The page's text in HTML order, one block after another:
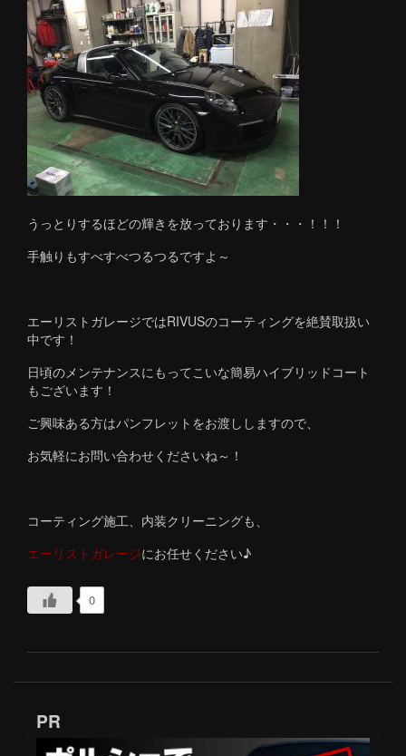
うっとりするほどの輝きを放っております・・・！！！
手触りもすべすべつるつるですよ～
エーリストガレージではRIVUSのコーティングを絶賛取扱い
中です！
日頃のメンテナンスにもってこいな簡易ハイブリッドコート
もございます！
ご興味ある方はパンフレットをお渡ししますので、
お気軽にお問い合わせくださいね～！
コーティング施工、内装クリーニングも、
エーリストガレージにお任せください♪
0
PR